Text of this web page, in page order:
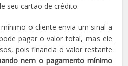
seu cartão de crédito.
o cliente envia um sinal a
pagar o valor total, mas ele
pois financia o valor restante
nem o pagamento mínimo